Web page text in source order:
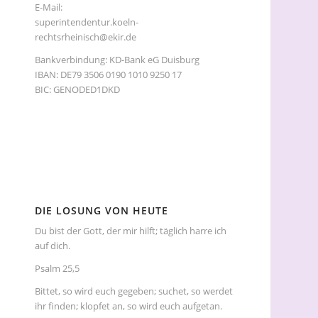
E-Mail:
superintendentur.koeln-
rechtsrheinisch@ekir.de
Bankverbindung: KD-Bank eG Duisburg
IBAN: DE79 3506 0190 1010 9250 17
BIC: GENODED1DKD
DIE LOSUNG VON HEUTE
Du bist der Gott, der mir hilft; täglich harre ich
auf dich.
Psalm 25,5
Bittet, so wird euch gegeben; suchet, so werdet
ihr finden; klopfet an, so wird euch aufgetan.